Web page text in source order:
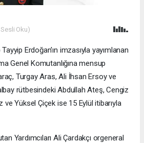
Oku)
Erdoğan'ın imzasıyla yayımlanan
Genel Komutanlığına mensup
Turgay Aras, Ali İhsan Ersoy ve
rütbesindeki Abdullah Ateş, Cengiz
Yüksel Çiçek ise 15 Eylül itibarıyla
Yardımcıları Ali Çardakçı orgeneral